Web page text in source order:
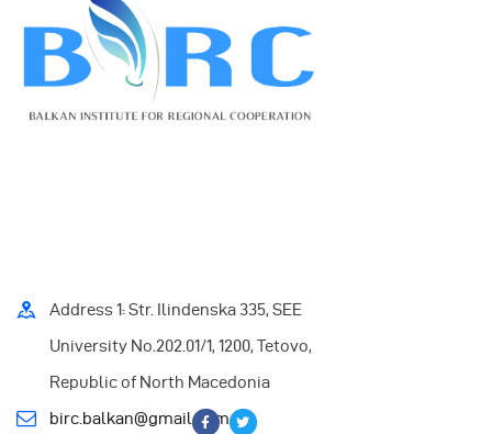
Address 1: Str. Ilindenska 335, SEE
University No.202.01/1, 1200, Tetovo,
Republic of North Macedonia
birc.balkan@gmail.com